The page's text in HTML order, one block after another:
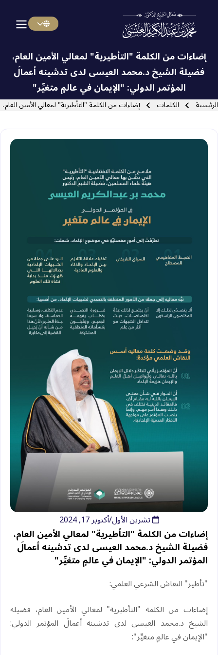
Skip to main navigation
Close search
‏إضاءات من الكلمة "التأطيرية" لمعالي الأمين العام،
فضيلة الشيخ د.⁧‫محمد العيسى‬⁩‬⁩ لدى تدشينه أعمالَ
المؤتمر الدولي: "الإيمان في عالمٍ متغيِّر"
مسار التنقل
الرئيسية الكلمات ‏إضاءات من الكلمة "التأطيرية" لمعالي الأمين
تشرين الأول/أكتوبر 17, 2024
‏إضاءات من الكلمة "التأطيرية" لمعالي الأمين العام،
فضيلة الشيخ د.⁧‫محمد العيسى‬⁩‬⁩ لدى تدشينه أعمالَ
المؤتمر الدولي: "الإيمان في عالمٍ متغيِّر"
‏"تأطير" النقاش الشرعي العلمي:
‏إضاءات من الكلمة "التأطيرية" لمعالي الأمين العام، فضيلة
الشيخ د.⁧‫محمد العيسى‬⁩‬⁩ لدى تدشينه أعمالَ المؤتمر الدولي:
"الإيمان في عالمٍ متغيِّر":